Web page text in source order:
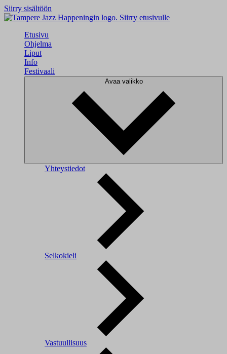
Siirry sisältöön
Siirry etusivulle
Etusivu
Ohjelma
Liput
Info
Festivaali
Avaa valikko
Yhteystiedot
Selkokieli
Vastuullisuus